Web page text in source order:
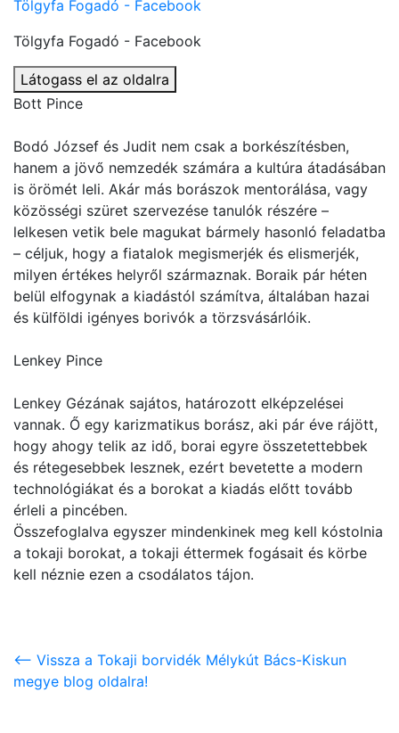
Tölgyfa Fogadó - Facebook
Tölgyfa Fogadó - Facebook
Látogass el az oldalra
Bott Pince
Bodó József és Judit nem csak a borkészítésben,
hanem a jövő nemzedék számára a kultúra átadásában
is örömét leli. Akár más borászok mentorálása, vagy
közösségi szüret szervezése tanulók részére –
lelkesen vetik bele magukat bármely hasonló feladatba
– céljuk, hogy a fiatalok megismerjék és elismerjék,
milyen értékes helyről származnak. Boraik pár héten
belül elfogynak a kiadástól számítva, általában hazai
és külföldi igényes borivók a törzsvásárlóik.
Lenkey Pince
Lenkey Gézának sajátos, határozott elképzelései
vannak. Ő egy karizmatikus borász, aki pár éve rájött,
hogy ahogy telik az idő, borai egyre összetettebbek
és rétegesebbek lesznek, ezért bevetette a modern
technológiákat és a borokat a kiadás előtt tovább
érleli a pincében.
Összefoglalva egyszer mindenkinek meg kell kóstolnia
a tokaji borokat, a tokaji éttermek fogásait és körbe
kell néznie ezen a csodálatos tájon.
<-- Vissza a Tokaji borvidék Mélykút Bács-Kiskun
megye blog oldalra!